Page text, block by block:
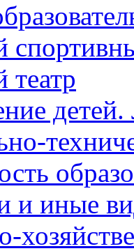
детей.
и иные